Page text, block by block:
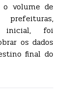
o volume de
inicial, foi
os dados
final do